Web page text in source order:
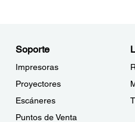
Soporte
Impresoras
Proyectores
Escáneres
Puntos de Venta